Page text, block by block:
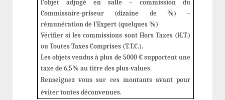
l’objet adjugé en salle – commission du
Commissaire-priseur (dizaine de %) –
rémunération de l’Expert (quelques %)
Vérifier si les commissions sont Hors Taxes (H.T.)
ou Toutes Taxes Comprises (T.T.C.).
Les objets vendus à plus de 5000 € supportent une
taxe de 6,5% au titre des plus-values.
Renseignez vous sur ces montants avant pour
éviter toutes déconvenues.